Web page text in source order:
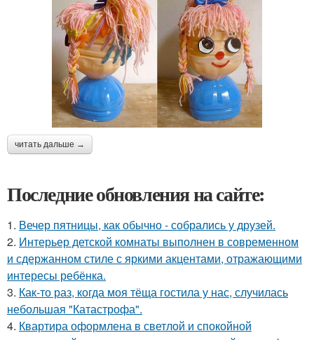
читать дальше →
Последние обновления на сайте:
1. Вечер пятницы, как обычно - собрались у друзей.
2. Интерьер детской комнаты выполнен в современном
и сдержанном стиле с яркими акцентами, отражающими
интересы ребёнка.
3. Как-то раз, когда моя тёща гостила у нас, случилась
небольшая "Катастрофа".
4. Квартира оформлена в светлой и спокойной